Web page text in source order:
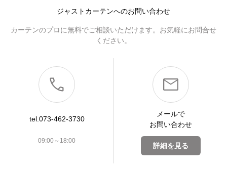
ジャストカーテンへのお問い合わせ
カーテンのプロに無料でご相談いただけます。お気軽にお問合せ
ください。
tel.073-462-3730
09:00～18:00
メールで
お問い合わせ
詳細を見る